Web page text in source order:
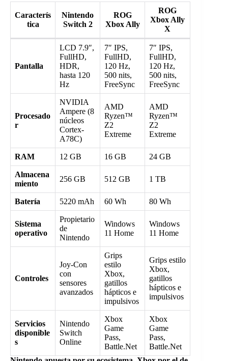
Caracterís
tica
Nintendo
Switch 2
ROG
Xbox Ally
ROG
Xbox Ally
X
Pantalla
LCD 7.9″,
FullHD,
HDR,
hasta 120
Hz
7″ IPS,
FullHD,
120 Hz,
500 nits,
FreeSync
7″ IPS,
FullHD,
120 Hz,
500 nits,
FreeSync
Procesado
r
NVIDIA
Ampere (8
núcleos
Cortex-
A78C)
AMD
Ryzen™
Z2
Extreme
AMD
Ryzen™
Z2
Extreme
RAM 12 GB 16 GB 24 GB
Almacena
miento
256 GB 512 GB 1 TB
Batería 5220 mAh 60 Wh 80 Wh
Sistema
operativo
Propietario
de
Nintendo
Windows
11 Home
Windows
11 Home
Controles
Joy-Con
con
sensores
avanzados
Grips
estilo
Xbox,
gatillos
hápticos e
impulsivos
Grips estilo
Xbox,
gatillos
hápticos e
impulsivos
Servicios
disponible
s
Nintendo
Switch
Online
Xbox
Game
Pass,
Battle.Net
Xbox
Game
Pass,
Battle.Net